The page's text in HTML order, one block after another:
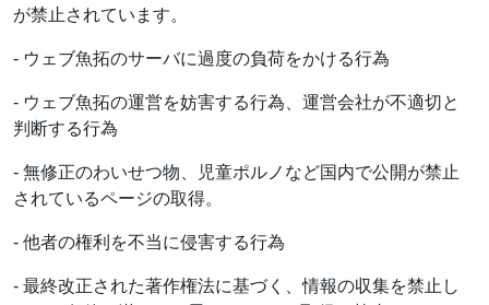
が禁止されています。
- ウェブ魚拓のサーバに過度の負荷をかける行為
- ウェブ魚拓の運営を妨害する行為、運営会社が不適切と
判断する行為
- 無修正のわいせつ物、児童ポルノなど国内で公開が禁止
されているページの取得。
- 他者の権利を不当に侵害する行為
- 最終改正された著作権法に基づく、情報の収集を禁止し